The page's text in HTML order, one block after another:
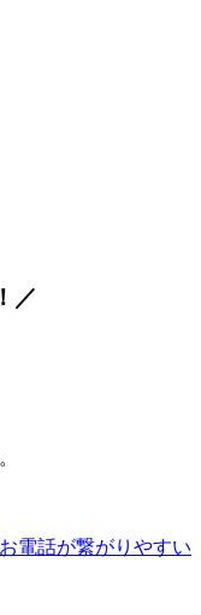
／
電話が繋がりやすい